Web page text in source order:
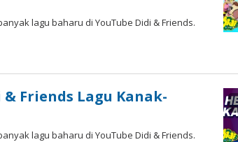
lagu baharu di YouTube Didi & Friends.
Friends Lagu Kanak-
lagu baharu di YouTube Didi & Friends.